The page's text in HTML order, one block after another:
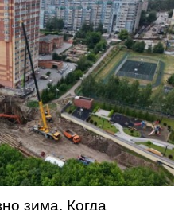
зима. Когда